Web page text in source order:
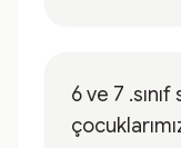
6 ve 7